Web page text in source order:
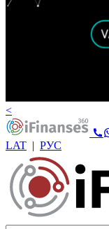
<
LAT | РУС